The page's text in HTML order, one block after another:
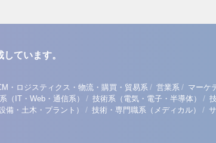
ています。
・ロジスティクス・物流・購買・貿易系 / 営業系 / マーケ
（IT・Web・通信系） / 技術系（電気・電子・半導体） /
備・土木・プラント） / 技術・専門職系（メディカル） /